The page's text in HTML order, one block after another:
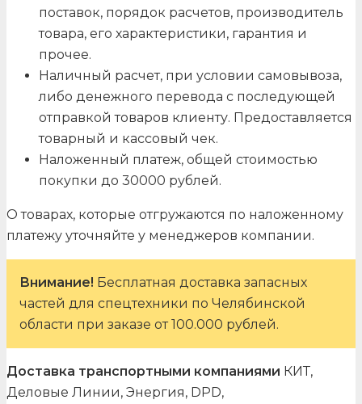
поставок, порядок расчетов, производитель
товара, его характеристики, гарантия и
прочее.
Наличный расчет, при условии самовывоза,
либо денежного перевода с последующей
отправкой товаров клиенту. Предоставляется
товарный и кассовый чек.
Наложенный платеж, общей стоимостью
покупки до 30000 рублей.
О товарах, которые отгружаются по наложенному
платежу уточняйте у менеджеров компании.
Внимание! Бесплатная доставка запасных
частей для спецтехники по Челябинской
области при заказе от 100.000 рублей.
Доставка транспортными компаниями КИТ,
Деловые Линии, Энергия, DPD,